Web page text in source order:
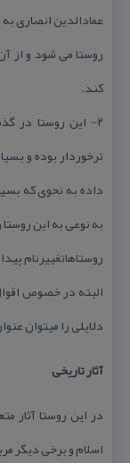
عمادالدین انصاری
روستا می شود و از
كند.
۲- این روستا در
ترخوردار بوده و
داده به نحوی كه
به نوعی به این
روستاهاتغییرنام
البته در خصوص
دلایلی را میتوان
آثار تاریخی
در این روستا آثار
اسلام و برخی دیگر